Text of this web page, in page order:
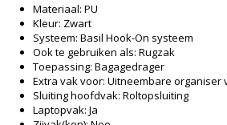
Materiaal: PU
Kleur: Zwart
Systeem: Basil Hook-On systeem
Ook te gebruiken als: Rugzak
Toepassing: Bagagedrager
Extra vak voor: Uitneembare organiser
Sluiting hoofdvak: Roltopsluiting
Laptopvak: Ja